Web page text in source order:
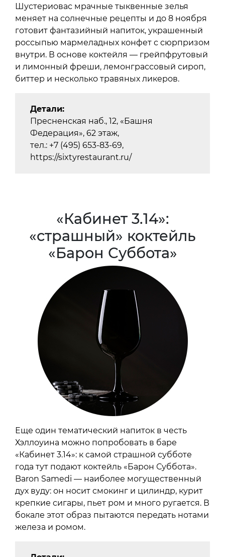
Шустериовас мрачные тыквенные зелья
меняет на солнечные рецепты и до 8 ноября
готовит фантазийный напиток, украшенный
россыпью мармеладных конфет с сюрпризом
внутри. В основе коктейля — грейпфрутовый
и лимонный фреши, лемонграссовый сироп,
биттер и несколько травяных ликеров.
Детали:
Пресненская наб., 12, «Башня
Федерация», 62 этаж,
тел.: +7 (495) 653-83-69,
https://sixtyrestaurant.ru/
«Кабинет 3.14»:
«страшный» коктейль
«Барон Суббота»
Еще один тематический напиток в честь
Хэллоуина можно попробовать в баре
«Кабинет 3.14»: к самой страшной субботе
года тут подают коктейль «Барон Суббота».
Baron Samedi — наиболее могущественный
дух вуду: он носит смокинг и цилиндр, курит
крепкие сигары, пьет ром и много ругается. В
бокале этот образ пытаются передать нотами
железа и ромом.